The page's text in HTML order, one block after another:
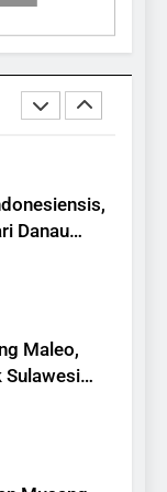
Danau
Maleo,
Sulawesi